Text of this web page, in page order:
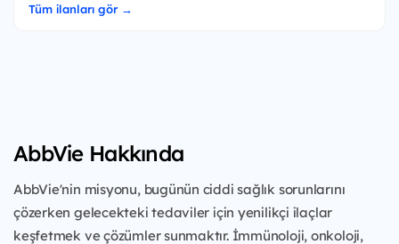
Tüm ilanları gör →
AbbVie Hakkında
AbbVie'nin misyonu, bugünün ciddi sağlık sorunlarını
çözerken gelecekteki tedaviler için yenilikçi ilaçlar
keşfetmek ve çözümler sunmaktır. İmmünoloji, onkoloji,